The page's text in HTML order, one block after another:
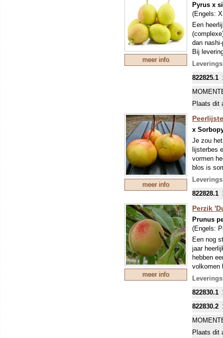
meer info
Pyrus x
(Engels:
Een
dan
Bij
hoogte
822825.1
Plaats dit
meer info
x
Je zou
lijsterbes
vormen
blos is
is fris,
hoog
Pyrus
822828.1
meer info
Perzik
Prunus
(Engels:
Een nog
jaar
hebben
volkomen
zoet,
822830.1
822830.2
Plaats dit